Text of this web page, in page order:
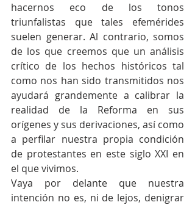
hacernos eco de los tonos
triunfalistas que tales efemérides
suelen generar. Al contrario, somos
de los que creemos que un análisis
crítico de los hechos históricos tal
como nos han sido transmitidos nos
ayudará grandemente a calibrar la
realidad de la Reforma en sus
orígenes y sus derivaciones, así como
a perfilar nuestra propia condición
de protestantes en este siglo XXI en
el que vivimos.
Vaya por delante que nuestra
intención no es, ni de lejos, denigrar